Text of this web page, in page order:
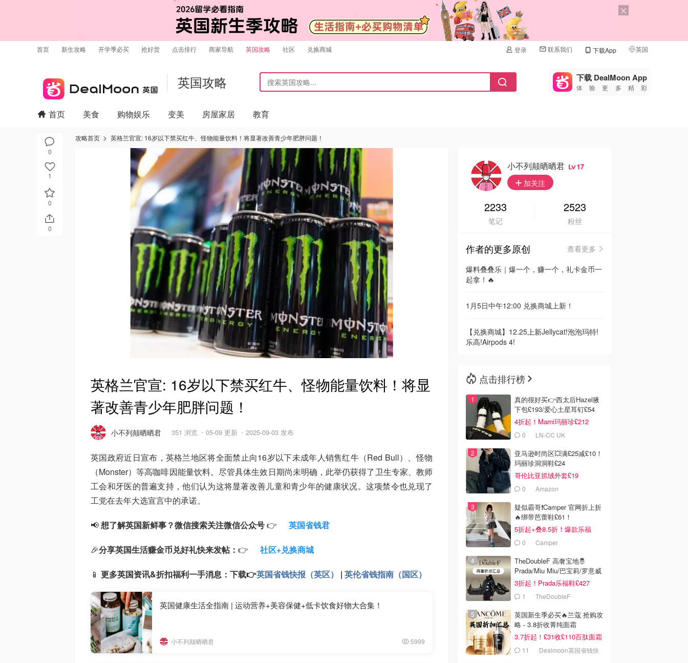
首页 新生攻略 开学季必买 抢好货 点击排行 商家导航 英国攻略 社区 兑换商城 登录 联系我们 下载App 英国
🇺🇸
🇨🇳 中国
🇩🇪
🇮🇹
🇦🇺
🇳🇿新西兰
英国攻略 下载 DealMoon App
体验更多精彩
0
1
0
0
首页 美食 购物娱乐 变美 房屋家居 教育
攻略首页 英格兰官宣: 16岁以下禁买红牛、怪物能量饮料！将显著改善青少年肥胖问题！
英格兰官宣: 16岁以下禁买红牛、怪物能量饮料！将显
著改善青少年肥胖问题！
小不列颠晒晒君 351 浏览 05-09 更新 2025-09-03 发布
英国政府近日宣布，英格兰地区将全面禁止向16岁以下未成年人销售红牛（Red Bull）、怪物
（Monster）等高咖啡因能量饮料。尽管具体生效日期尚未明确，此举仍获得了卫生专家、教师
工会和牙医的普遍支持，他们认为这将显著改善儿童和青少年的健康状况。这项禁令也兑现了
工党在去年大选宣言中的承诺。
📢想了解英国新鲜事？微信搜索关注微信公众号👉 英国省钱君
🎉分享英国生活赚金币兑好礼快来发帖： 👉 社区+兑换商城
📱 更多英国资讯&折扣福利一手消息： 下载👉英国省钱快报（英区） | 英伦省钱指南（国区）
英国健康生活全指南 | 运动营养+美容保健+低卡饮食好物大合集！
小不列颠晒晒君 5999
小不列颠晒晒君 17
加关注
2233
笔记
2523
粉丝
作者的更多原创
查看更多
爆料叠叠乐｜爆一个，赚一个，礼卡金币一
起拿！🔥
1月5日中午12:00 兑换商城上新！
【兑换商城】12.25上新Jellycat!泡泡玛特!
乐高!Airpods 4!
点击排行榜
真的很好买👉西太后Hazel腋
下包£193/爱心土星耳钉£54
4折起！Marni玛丽珍£212
0 LN-CC UK
亚马逊时尚区💥满£25减£10！
玛丽珍洞洞鞋£24
哥伦比亚抓绒外套£19
0 Amazon
疑似霸哥❗️Camper 官网折上折
🔥绑带芭蕾鞋£61！
5折起+叠8.5折！爆款乐福
£68！
0 Camper
TheDoubleF 高奢宝地🤴
Prada/Miu Miu/巴宝莉/罗意威
3折起！Prada乐福鞋£427
1 TheDoubleF
英国新生季必买🔥兰蔻 抢购攻
略 - 3.8折收菁纯面霜
3.7折起！£31收£110百肽面霜
套装
11
Dealmoon英国省钱快